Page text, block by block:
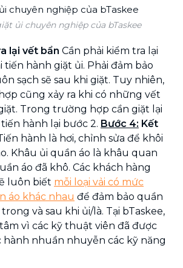
ủi chuyên nghiệp của bTaskee
lại vết bẩn Cần phải kiểm tra lại
tiến hành giặt ủi. Phải đảm bảo
sạch sẽ sau khi giặt. Tuy nhiên,
cũng xảy ra khi có những vết
Trong trường hợp cần giặt lại
hành lại bước 2. Bước 4: Kết
hành là hơi, chỉnh sửa để khôi
Khâu ủi quần áo là khâu quan
áo đã khô. Các khách hàng
luôn biết mỗi loại vải có mức
áo khác nhau để đảm bảo quần
và sau khi ủi/là. Tại bTaskee,
vì các kỹ thuật viên đã được
hành nhuần nhuyễn các kỹ năng